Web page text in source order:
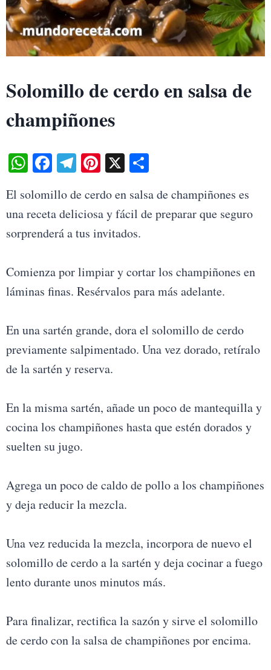
Solomillo de cerdo en salsa de
champiñones
W
ts
A
pp
Fa
bo
ok
Te
gr
a
m
Pi
er
es
t
X S
re
El solomillo de cerdo en salsa de champiñones es
una receta deliciosa y fácil de preparar que seguro
sorprenderá a tus invitados.
Comienza por limpiar y cortar los champiñones en
láminas finas. Resérvalos para más adelante.
En una sartén grande, dora el solomillo de cerdo
previamente salpimentado. Una vez dorado, retíralo
de la sartén y reserva.
En la misma sartén, añade un poco de mantequilla y
cocina los champiñones hasta que estén dorados y
suelten su jugo.
Agrega un poco de caldo de pollo a los champiñones
y deja reducir la mezcla.
Una vez reducida la mezcla, incorpora de nuevo el
solomillo de cerdo a la sartén y deja cocinar a fuego
lento durante unos minutos más.
Para finalizar, rectifica la sazón y sirve el solomillo
de cerdo con la salsa de champiñones por encima.